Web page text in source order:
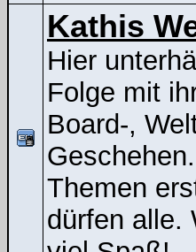
Kathis
Hier
Folge mit
Board-,
Themen
dürfen alle.